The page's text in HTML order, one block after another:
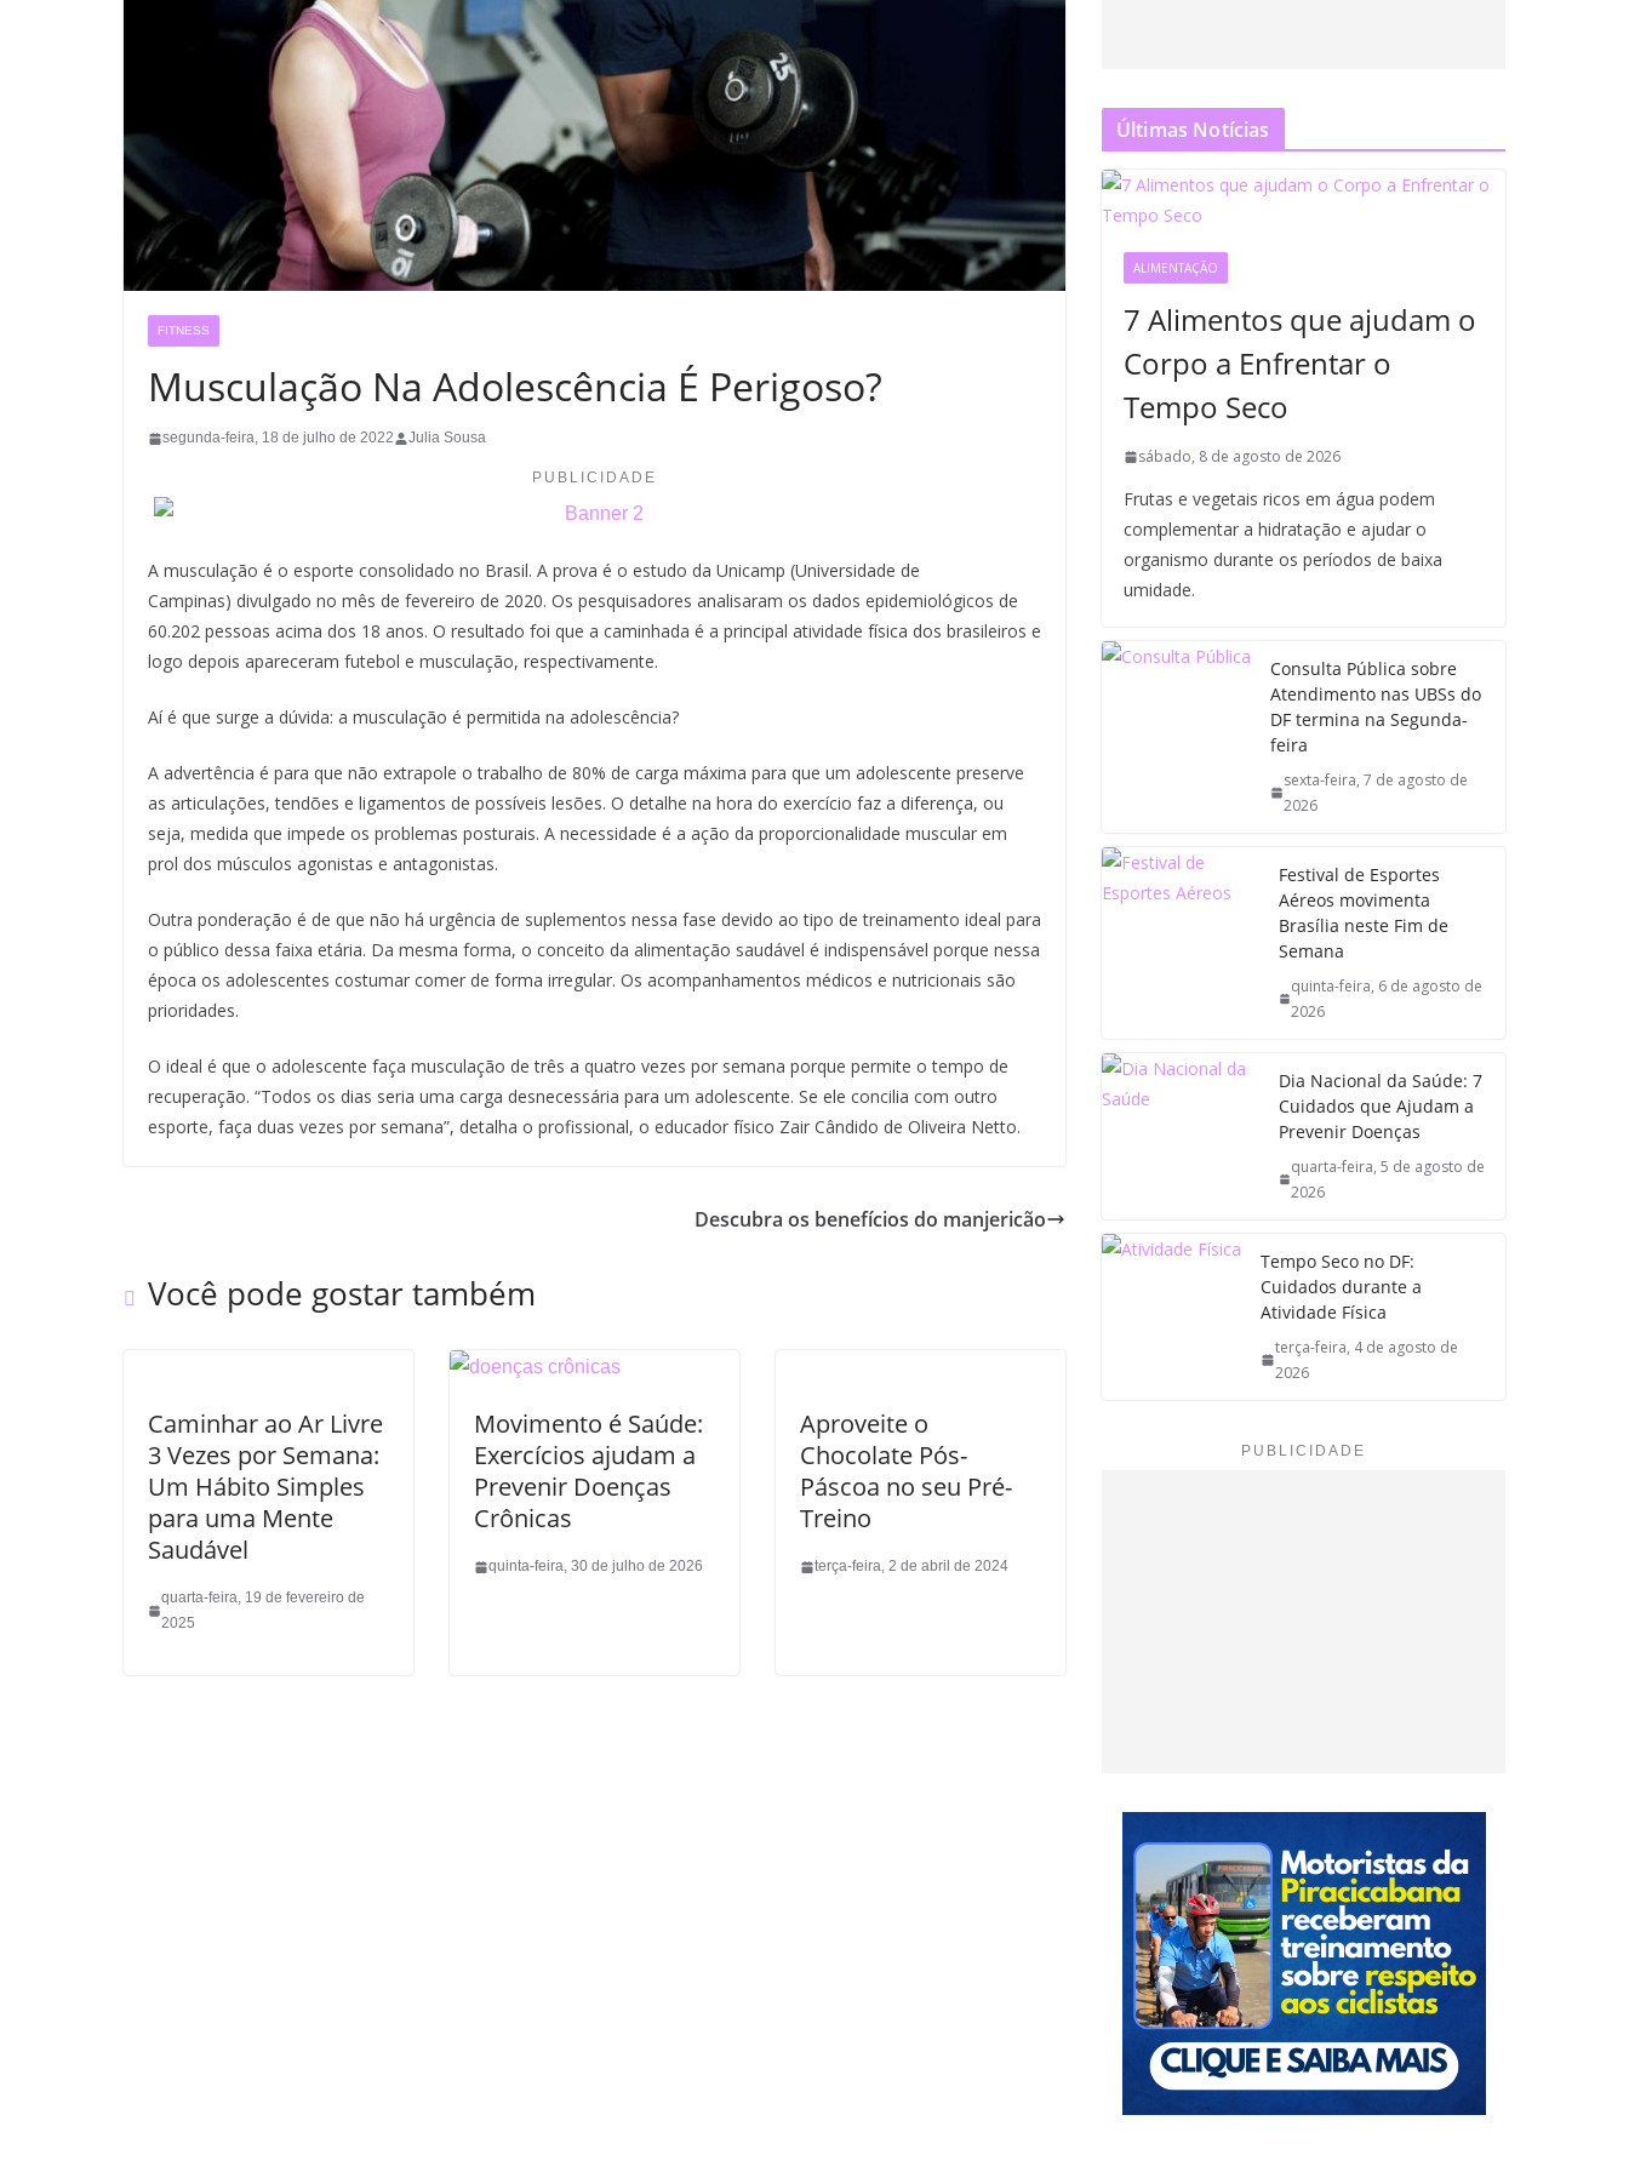
FITNESS
Musculação Na Adolescência É Perigoso?
segunda-feira, 18 de julho de 2022 Julia Sousa
PUBLICIDADE
A musculação é o esporte consolidado no Brasil. A prova é o estudo da Unicamp (Universidade de
Campinas) divulgado no mês de fevereiro de 2020. Os pesquisadores analisaram os dados epidemiológicos de
60.202 pessoas acima dos 18 anos. O resultado foi que a caminhada é a principal atividade física dos brasileiros e
logo depois apareceram futebol e musculação, respectivamente.
Aí é que surge a dúvida: a musculação é permitida na adolescência?
A advertência é para que não extrapole o trabalho de 80% de carga máxima para que um adolescente preserve
as articulações, tendões e ligamentos de possíveis lesões. O detalhe na hora do exercício faz a diferença, ou
seja, medida que impede os problemas posturais. A necessidade é a ação da proporcionalidade muscular em
prol dos músculos agonistas e antagonistas.
Outra ponderação é de que não há urgência de suplementos nessa fase devido ao tipo de treinamento ideal para
o público dessa faixa etária. Da mesma forma, o conceito da alimentação saudável é indispensável porque nessa
época os adolescentes costumar comer de forma irregular. Os acompanhamentos médicos e nutricionais são
prioridades.
O ideal é que o adolescente faça musculação de três a quatro vezes por semana porque permite o tempo de
recuperação. “Todos os dias seria uma carga desnecessária para um adolescente. Se ele concilia com outro
esporte, faça duas vezes por semana”, detalha o profissional, o educador físico Zair Cândido de Oliveira Netto.
Descubra os benefícios do manjericão
Você pode gostar também
Caminhar ao Ar Livre
3 Vezes por Semana:
Um Hábito Simples
para uma Mente
Saudável
quarta-feira, 19 de fevereiro de
2025
Movimento é Saúde:
Exercícios ajudam a
Prevenir Doenças
Crônicas
quinta-feira, 30 de julho de 2026
Aproveite o
Chocolate Pós-
Páscoa no seu Pré-
Treino
terça-feira, 2 de abril de 2024
Últimas Notícias
ALIMENTAÇÃO
7 Alimentos que ajudam o
Corpo a Enfrentar o
Tempo Seco
sábado, 8 de agosto de 2026
Frutas e vegetais ricos em água podem
complementar a hidratação e ajudar o
organismo durante os períodos de baixa
umidade.
Consulta Pública sobre
Atendimento nas UBSs do
DF termina na Segunda-
feira
sexta-feira, 7 de agosto de
2026
Festival de Esportes
Aéreos movimenta
Brasília neste Fim de
Semana
quinta-feira, 6 de agosto de
2026
Dia Nacional da Saúde: 7
Cuidados que Ajudam a
Prevenir Doenças
quarta-feira, 5 de agosto de
2026
Tempo Seco no DF:
Cuidados durante a
Atividade Física
terça-feira, 4 de agosto de
2026
PUBLICIDADE